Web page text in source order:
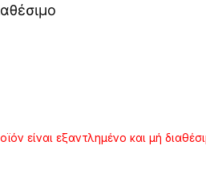
είναι εξαντλημένο και μή